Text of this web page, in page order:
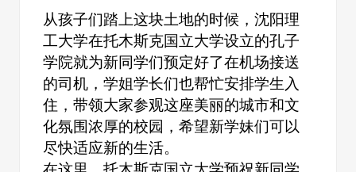
从孩子们踏上这块土地的时候，沈阳理
工大学在托木斯克国立大学设立的孔子
学院就为新同学们预定好了在机场接送
的司机，学姐学长们也帮忙安排学生入
住，带领大家参观这座美丽的城市和文
化氛围浓厚的校园，希望新学妹们可以
尽快适应新的生活。